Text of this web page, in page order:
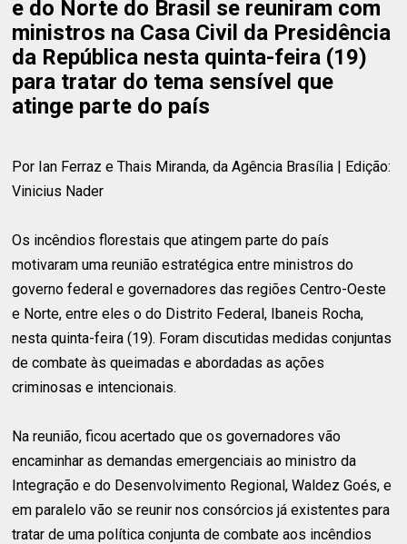
e do Norte do Brasil se reuniram com
ministros na Casa Civil da Presidência
da República nesta quinta-feira (19)
para tratar do tema sensível que
atinge parte do país
Por Ian Ferraz e Thais Miranda, da Agência Brasília | Edição:
Vinicius Nader
Os incêndios florestais que atingem parte do país
motivaram uma reunião estratégica entre ministros do
governo federal e governadores das regiões Centro-Oeste
e Norte, entre eles o do Distrito Federal, Ibaneis Rocha,
nesta quinta-feira (19). Foram discutidas medidas conjuntas
de combate às queimadas e abordadas as ações
criminosas e intencionais.
Na reunião, ficou acertado que os governadores vão
encaminhar as demandas emergenciais ao ministro da
Integração e do Desenvolvimento Regional, Waldez Goés, e
em paralelo vão se reunir nos consórcios já existentes para
tratar de uma política conjunta de combate aos incêndios